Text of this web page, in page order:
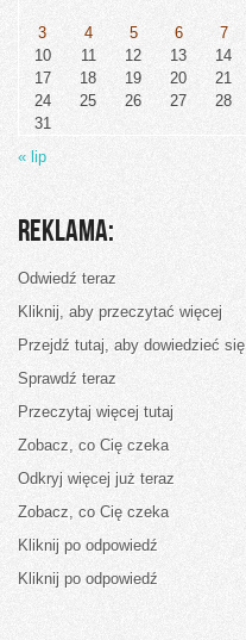
3
4 5 6 7
10
11 12 13 14
17
18 19 20 21
24
25 26 27 28
31
« lip
Reklama:
Odwiedź teraz
Kliknij, aby przeczytać więcej
Przejdź tutaj, aby dowiedzieć
Sprawdź teraz
Przeczytaj więcej tutaj
Zobacz, co Cię czeka
Odkryj więcej już teraz
Zobacz, co Cię czeka
Kliknij po odpowiedź
Kliknij po odpowiedź